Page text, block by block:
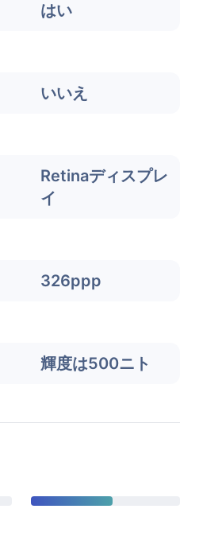
はい
いいえ
Retinaディスプレ
イ
326ppp
輝度は500ニト